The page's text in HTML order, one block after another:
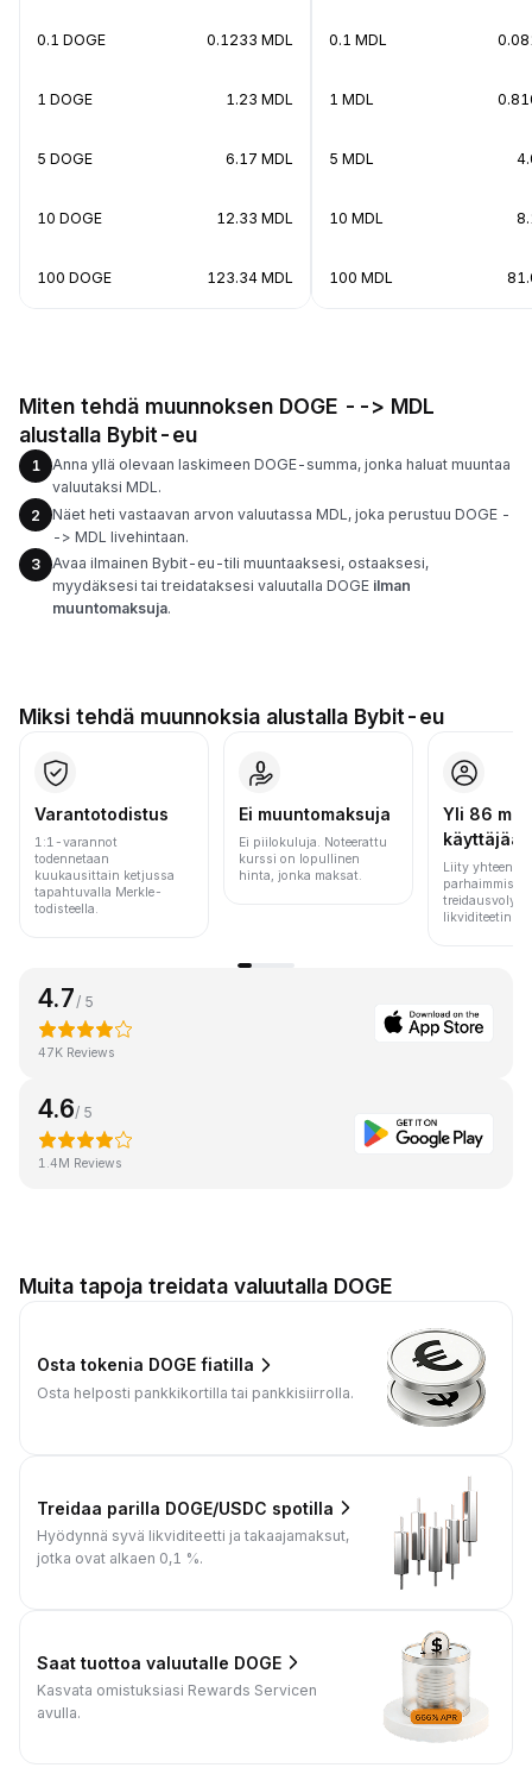
0.1 DOGE 0.1233 MDL
1 DOGE 1.23 MDL
5 DOGE 6.17 MDL
10 DOGE 12.33 MDL
100 DOGE 123.34 MDL
0.1 MDL
1 MDL
5 MDL
10 MDL
100 MDL
Miten tehdä muunnoksen DOGE --> MDL
alustalla Bybit-eu
1
Anna yllä olevaan laskimeen DOGE-summa, jonka haluat muuntaa
valuutaksi MDL.
2
Näet heti vastaavan arvon valuutassa MDL, joka perustuu DOGE -
-> MDL livehintaan.
3
Avaa ilmainen Bybit-eu-tili muuntaaksesi, ostaaksesi,
myydäksesi tai treidataksesi valuutalla DOGE ilman
muuntomaksuja.
Miksi tehdä muunnoksia alustalla Bybit-eu
Varantotodistus
1:1-varannot
todennetaan
kuukausittain ketjussa
tapahtuvalla Merkle-
todisteella.
Ei muuntomaksuja
Ei piilokuluja. Noteerattu
kurssi on lopullinen
hinta, jonka maksat.
Yli 86 milj.
käyttäjää
Liity yhteen
parhaimmista
likviditeetin
4.7/ 5
47K Reviews
4.6/ 5
1.4M Reviews
Muita tapoja treidata valuutalla DOGE
Osta tokenia DOGE fiatilla
Osta helposti pankkikortilla tai pankkisiirrolla.
Treidaa parilla DOGE/USDC spotilla
Hyödynnä syvä likviditeetti ja takaajamaksut,
jotka ovat alkaen 0,1 %.
Saat tuottoa valuutalle DOGE
Kasvata omistuksiasi Rewards Servicen
avulla.